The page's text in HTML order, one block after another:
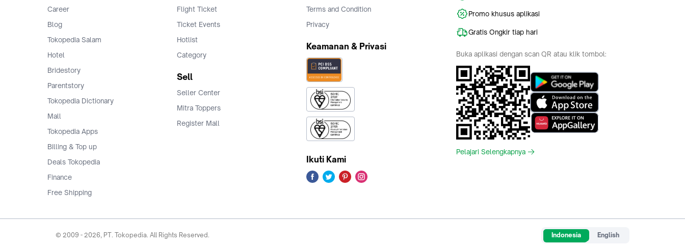
Career
Blog
Tokopedia Salam
Hotel
Bridestory
Parentstory
Tokopedia Dictionary
Mall
Tokopedia Apps
Billing & Top up
Deals Tokopedia
Finance
Free Shipping
Flight Ticket
Ticket Events
Hotlist
Category
Sell
Seller Center
Mitra Toppers
Register Mall
Terms and Condition
Privacy
Keamanan & Privasi
Ikuti Kami
Promo khusus aplikasi
Gratis Ongkir tiap hari
Buka aplikasi dengan scan QR atau klik tombol:
Pelajari Selengkapnya
© 2009 - 2026, PT. Tokopedia. All Rights Reserved. Indonesia English